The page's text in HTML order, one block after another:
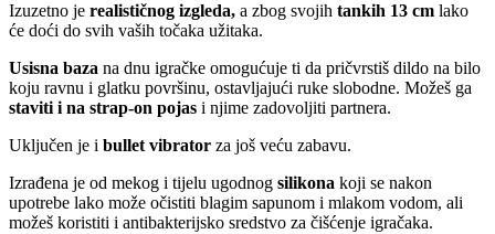
Izuzetno je realističnog izgleda, a zbog svojih tankih 13 cm lako
će doći do svih vaših točaka užitaka.
Usisna baza na dnu igračke omogućuje ti da pričvrstiš dildo na bilo
koju ravnu i glatku površinu, ostavljajući ruke slobodne. Možeš ga
staviti i na strap-on pojas i njime zadovoljiti partnera.
Uključen je i bullet vibrator za još veću zabavu.
Izrađena je od mekog i tijelu ugodnog silikona koji se nakon
upotrebe lako može očistiti blagim sapunom i mlakom vodom, ali
možeš koristiti i antibakterijsko sredstvo za čišćenje igračaka.